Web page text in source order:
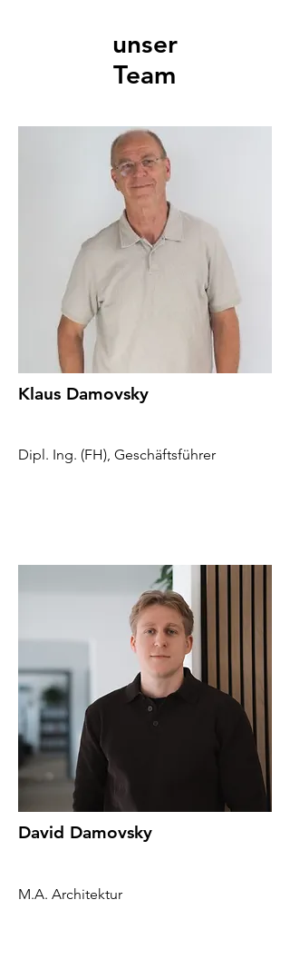
unser
Team
Klaus Damovsky
Dipl. Ing. (FH), Geschäftsführer
David Damovsky
M.A. Architektur